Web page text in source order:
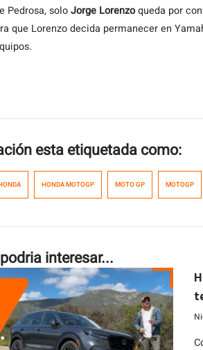
Pedrosa, soloJorge Lorenzoqueda por
que Lorenzo decida permanecer en
esta etiquetada como:
HONDA MOTOGP MOTO GP MOTOGP
interesar...